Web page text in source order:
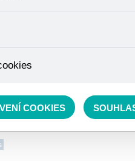
RYBÁŘSKÝ SORTIMENT»
košíku, ovládání filtrů a také
ani odebrat.
cookies nelze přiřadit
COOKIES